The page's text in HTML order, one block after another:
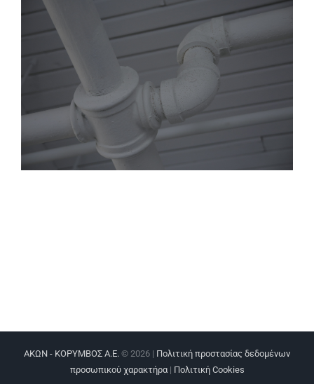
ΑΚΩΝ - ΚΟΡΥΜΒΟΣ Α.Ε. © 2026 | Πολιτική προστασίας δεδομένων
προσωπικού χαρακτήρα| Πολιτική Cookies